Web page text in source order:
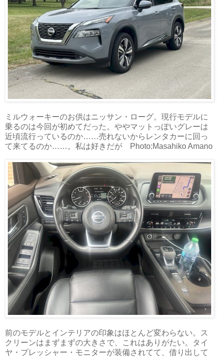
ミルウォーキーのお供はニッサン・ローグ。現行モデルに
乗るのは今回が初めてだった。ややマットっぽいグレーは
近頃流行っているのか……売れないからレンタカーに回っ
て来てるのか……。私は好きだが Photo:Masahiko Amano
前のモデルとインテリアの印象はほとんど変わらない。ス
クリーンはまずまずの大きさで、これはありがたい。タイ
ヤ・プレッシャー・モニターが装備されてて、借り出して